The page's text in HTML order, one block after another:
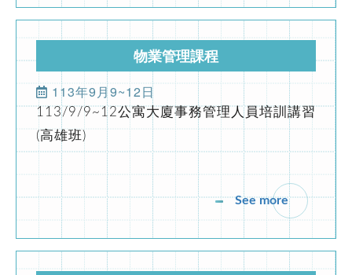
2024-05-01 協會公告
市區道路無障礙設計講習
2023-12-10 協會公告
公益講座-建照抽查缺失與錯誤態樣說明
2022-10-31 業界資訊
臺南市不動產製圖人員服務職業工會徵求會員公告
2023-11-06 協會公告
公益講座-國土計畫法功能分區與規劃實務
物業管理課程
113年9月9~12日
113/9/9~12公寓大廈事務管理人員培訓講習
(高雄班)
See more